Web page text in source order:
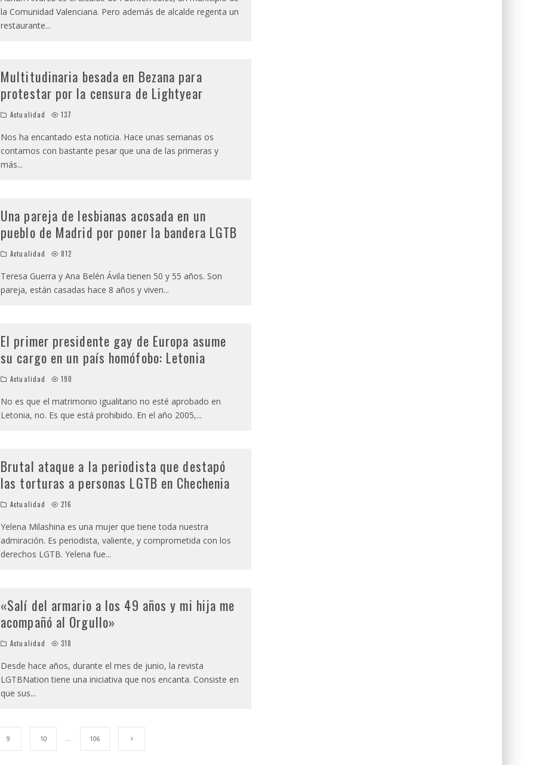
la Comunidad Valenciana. Pero además de alcalde regenta un
restaurante...
Multitudinaria besada en Bezana para
protestar por la censura de Lightyear
Actualidad 137
Nos ha encantado esta noticia. Hace unas semanas os
contamos con bastante pesar que una de las primeras y
más...
Una pareja de lesbianas acosada en un
pueblo de Madrid por poner la bandera LGTB
Actualidad 812
Teresa Guerra y Ana Belén Ávila tienen 50 y 55 años. Son
pareja, están casadas hace 8 años y viven...
El primer presidente gay de Europa asume
su cargo en un país homófobo: Letonia
Actualidad 190
No es que el matrimonio igualitario no esté aprobado en
Letonia, no. Es que está prohibido. En el año 2005,...
Brutal ataque a la periodista que destapó
las torturas a personas LGTB en Chechenia
Actualidad 216
Yelena Milashina es una mujer que tiene toda nuestra
admiración. Es periodista, valiente, y comprometida con los
derechos LGTB. Yelena fue...
«Salí del armario a los 49 años y mi hija me
acompañó al Orgullo»
Actualidad 318
Desde hace años, durante el mes de junio, la revista
LGTBNation tiene una iniciativa que nos encanta. Consiste en
que sus...
9 10 … 106